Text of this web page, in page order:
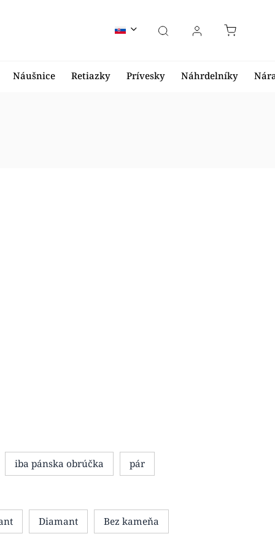
Náušnice Retiazky Prívesky Náhrdelníky
iba pánska obrúčka pár
Diamant Bez kameňa